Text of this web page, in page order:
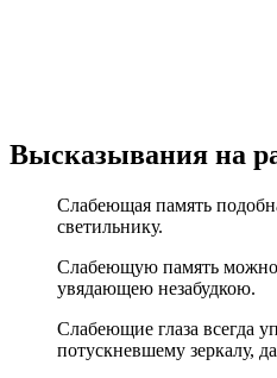
Высказывания на
Слабеющая память
светильнику.
Слабеющую память можно
увядающею незабудкою.
Слабеющие глаза всегда
потускневшему зеркалу,